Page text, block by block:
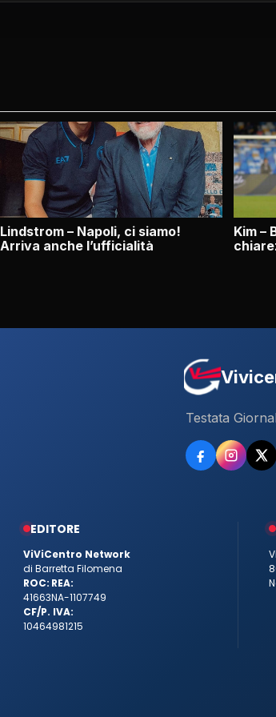
Lindstrom – Napoli, ci siamo!
Arriva anche l’ufficialità
Kim –
Testata
EDITORE
ViViCentro Network
di Barretta Filomena
ROC:
41663
REA:
NA-1107749
CF/P. IVA:
10464981215